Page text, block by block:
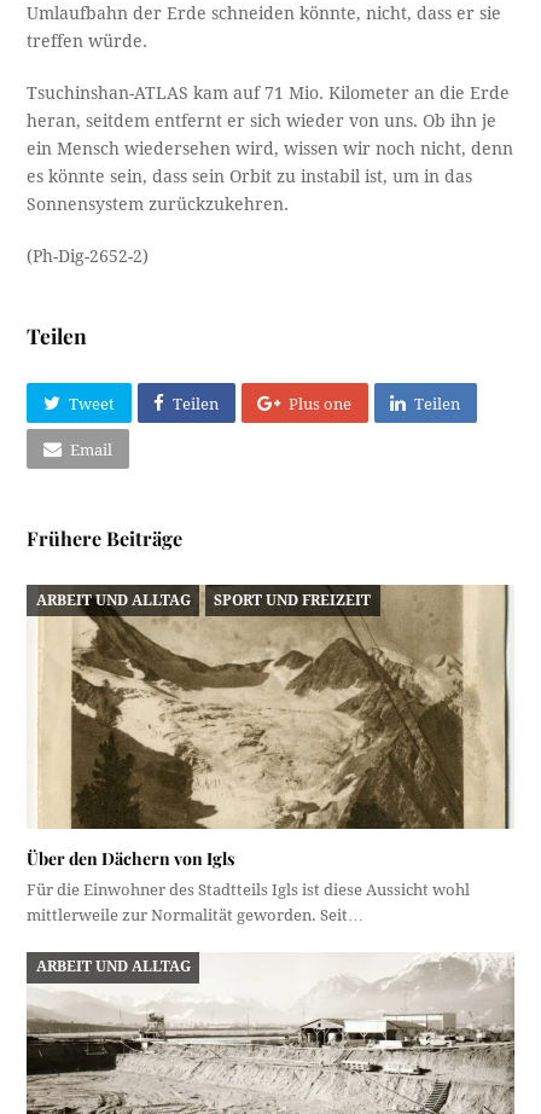
Umlaufbahn der Erde schneiden könnte, nicht, dass er sie
treffen würde.
Tsuchinshan-ATLAS kam auf 71 Mio. Kilometer an die Erde
heran, seitdem entfernt er sich wieder von uns. Ob ihn je
ein Mensch wiedersehen wird, wissen wir noch nicht, denn
es könnte sein, dass sein Orbit zu instabil ist, um in das
Sonnensystem zurückzukehren.
(Ph-Dig-2652-2)
Teilen
Tweet Teilen Plus one Teilen
Email
Frühere Beiträge
ARBEIT UND ALLTAG SPORT UND FREIZEIT
Über den Dächern von Igls
Für die Einwohner des Stadtteils Igls ist diese Aussicht wohl
mittlerweile zur Normalität geworden. Seit…
ARBEIT UND ALLTAG